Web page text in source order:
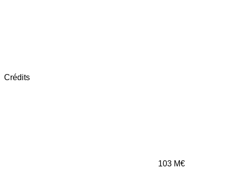
Crédits
103 M€